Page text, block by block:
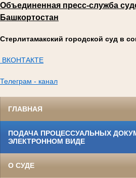
Объединенная пресс-служба
Башкортостан
Стерлитамакский городской суд в
ВКОНТАКТЕ
Телеграм - канал
ГЛАВНАЯ
ПОДАЧА ПРОЦЕССУАЛЬНЫХ
ЭЛЕКТРОННОМ ВИДЕ
О СУДЕ